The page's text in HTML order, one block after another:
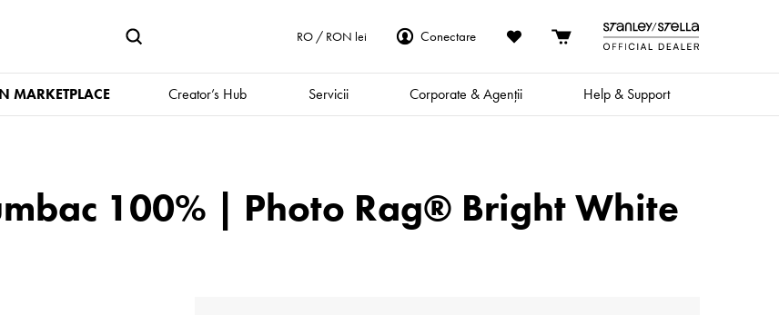
RO / RON lei Conectare
MARKETPLACE Creator’s Hub Servicii Corporate & Agenții Help & Support
100% | Photo Rag® Bright White